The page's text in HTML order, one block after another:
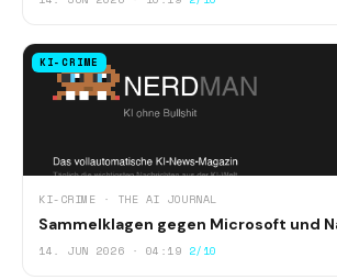
KI-CRIME
KI-CRIME · THE AI JOURNAL
Sammelklagen gegen Microsoft und
14. JUN 2026 · 04:19 2/10